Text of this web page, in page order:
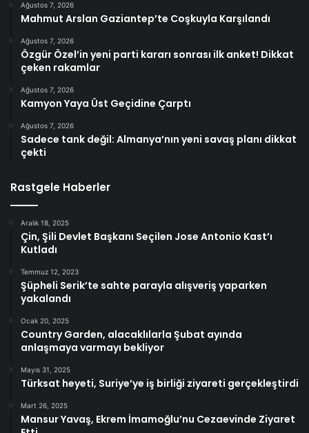
Ağustos 7, 2026
Mahmut Arslan Gaziantep’te Coşkuyla Karşılandı
Ağustos 7, 2026
Özgür Özel’in yeni parti kararı sonrası ilk anket! Dikkat
çeken rakamlar
Ağustos 7, 2026
Kamyon Yaya Üst Geçidine Çarptı
Ağustos 7, 2026
Sadece tank değil: Almanya’nın yeni savaş planı dikkat
çekti
Rastgele Haberler
Aralık 18, 2025
Çin, Şili Devlet Başkanı Seçilen Jose Antonio Kast’ı
Kutladı
Temmuz 12, 2023
Şüpheli Serik’te sahte parayla alışveriş yaparken
yakalandı
Ocak 20, 2025
Country Garden, alacaklılarla Şubat ayında
anlaşmaya varmayı bekliyor
Mayıs 31, 2025
Türksat heyeti, Suriye’ye iş birliği ziyareti gerçekleştirdi
Mart 26, 2025
Mansur Yavaş, Ekrem İmamoğlu’nu Cezaevinde Ziyaret